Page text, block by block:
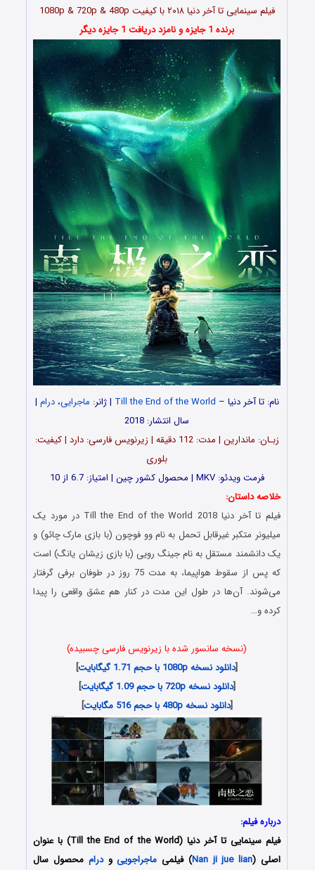
فیلم سینمایی تا آخر دنیا ۲۰۱۸ با کیفیت 1080p & 720p & 480p
برنده 1 جایزه و نامزد دریافت 1 جایزه دیگر
نام: تا آخر دنیا – Till the End of the World | ژانر: ماجرایی،درام |
سال انتشار: 2018
زبـان: ماندارین | مدت: 112 دقیقه | زیرنویس فارسی: دارد | کیفیت:
بلوری
فرمت ویدئو: MKV | محصول کشور چین | امتیاز: 6.7 از 10
خلاصه داستان:
فیلم تا آخر دنیا Till the End of the World 2018 در مورد یک
میلیونر متکبر غیرقابل تحمل به نام وو فوچون (با بازی مارک چائو) و
یک دانشمند مستقل به نام جینگ رویی (با بازی زیشان یانگ) است
که پس از سقوط هواپیما، به مدت 75 روز در طوفان برفی گرفتار
می‌شوند. آن‌ها در طول این مدت در کنار هم عشق واقعی را پیدا
کرده و…
(نسخه سانسور شده با زیرنویس فارسی چسبیده)
[دانلود نسخه 1080p با حجم 1.71 گیگابایت
]
[دانلود نسخه 720p با حجم 1.09 گیگابایت
]
[دانلود نسخه 480p با حجم 516 مگابایت ]
درباره فیلم:
فیلم سینمایی تا آخر دنیا (Till the End of the World) با عنوان
اصلی (Nan ji jue lian) فیلمی ماجراجوییودرام محصول سال